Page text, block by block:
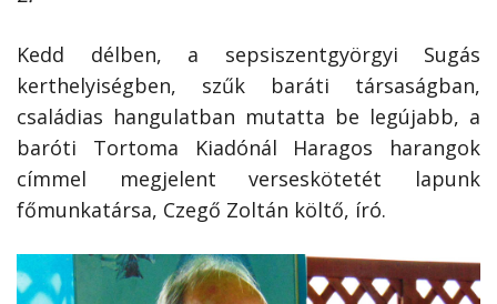
Kedd délben, a sepsiszentgyörgyi Sugás
kerthelyiségben, szűk baráti társaságban,
családias hangulatban mutatta be legújabb, a
baróti Tortoma Kiadónál Haragos harangok
címmel megjelent verseskötetét lapunk
főmunkatársa, Czegő Zoltán költő, író.